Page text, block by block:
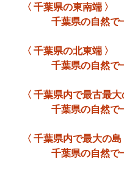
〈 千葉県の東南端 〉
千葉県の自然で一
〈 千葉県の北東端 〉
千葉県の自然で一
〈 千葉県内で最古最大
千葉県の自然で一
〈 千葉県内で最大の島
千葉県の自然で一